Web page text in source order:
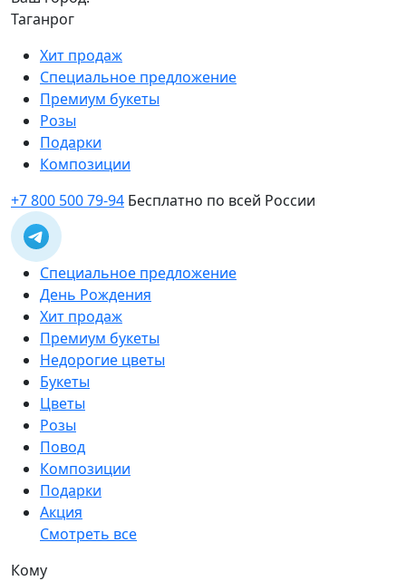
Таганрог
Хит продаж
Специальное предложение
Премиум букеты
Розы
Подарки
Композиции
+7 800 500 79-94 Бесплатно по всей России
Специальное предложение
День Рождения
Хит продаж
Премиум букеты
Недорогие цветы
Букеты
Цветы
Розы
Повод
Композиции
Подарки
Акция
Смотреть все
Кому